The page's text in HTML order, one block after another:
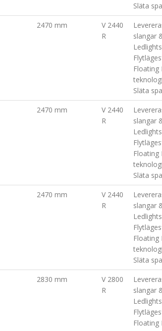
Släta
2470 mm
V 2440
R
slangar
Floating
Släta
2470 mm
V 2440
R
slangar
Floating
Släta
2470 mm
V 2440
R
slangar
Floating
Släta
2830 mm
V 2800
R
slangar
Floating